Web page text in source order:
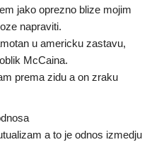
jako oprezno blize mojim
napraviti.
u americku zastavu,
McCaina.
prema zidu a on zraku
a to je odnos izmedju